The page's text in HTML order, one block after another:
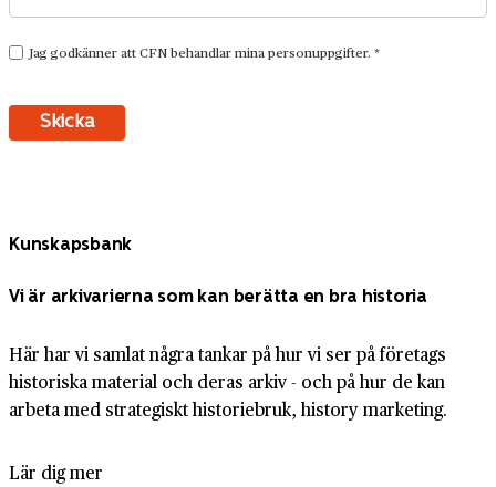
Kunskapsbank
Vi är arkivarierna som kan berätta en bra historia
Här har vi samlat några tankar på hur vi ser på företags
historiska material och deras arkiv - och på hur de kan
arbeta med strategiskt historiebruk, history marketing.
Lär dig mer